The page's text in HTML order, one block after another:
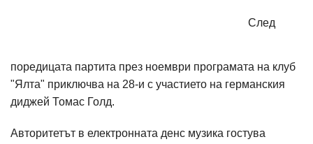
След
поредицата партита през ноември програмата на клуб
"Ялта" приключва на 28-и с участието на германския
диджей Томас Голд.
Авторитетът в електронната денс музика гостува